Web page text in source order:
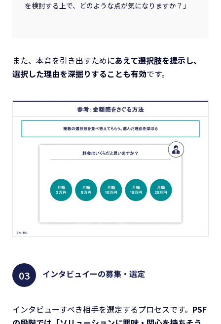
を検討する上で、どのような点が気になりますか？」
また、本音を引き出すためにあえて選択肢を提示し、
選択した理由を深掘りすることも有効です。
インタビュイーの募集・選定
インタビューすべき相手を選定するプロセスです。 PSF